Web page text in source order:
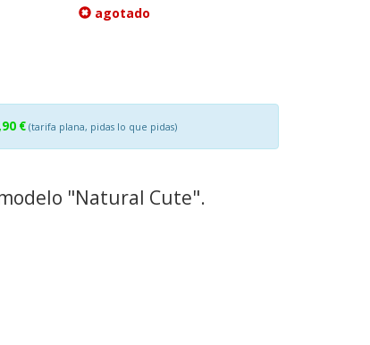
agotado
€ (tarifa plana, pidas lo que pidas)
"Natural Cute".